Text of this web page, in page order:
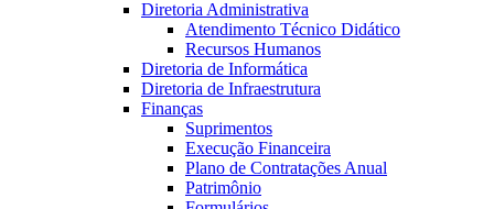
Diretoria Administrativa
Atendimento Técnico Didático
Recursos Humanos
Diretoria de Informática
Diretoria de Infraestrutura
Finanças
Suprimentos
Execução Financeira
Plano de Contratações Anual
Patrimônio